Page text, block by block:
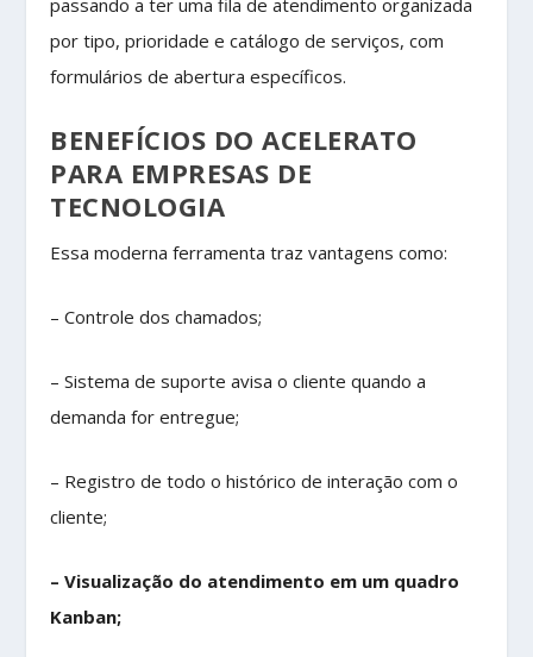
por tipo, prioridade e catálogo de serviços, com
formulários de abertura específicos.
BENEFÍCIOS DO ACELERATO
PARA EMPRESAS DE
TECNOLOGIA
Essa moderna ferramenta traz vantagens como:
– Controle dos chamados;
– Sistema de suporte avisa o cliente quando a
demanda for entregue;
– Registro de todo o histórico de interação com o
cliente;
– Visualização do atendimento em um quadro
Kanban;